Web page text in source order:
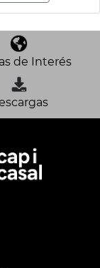
de Interés